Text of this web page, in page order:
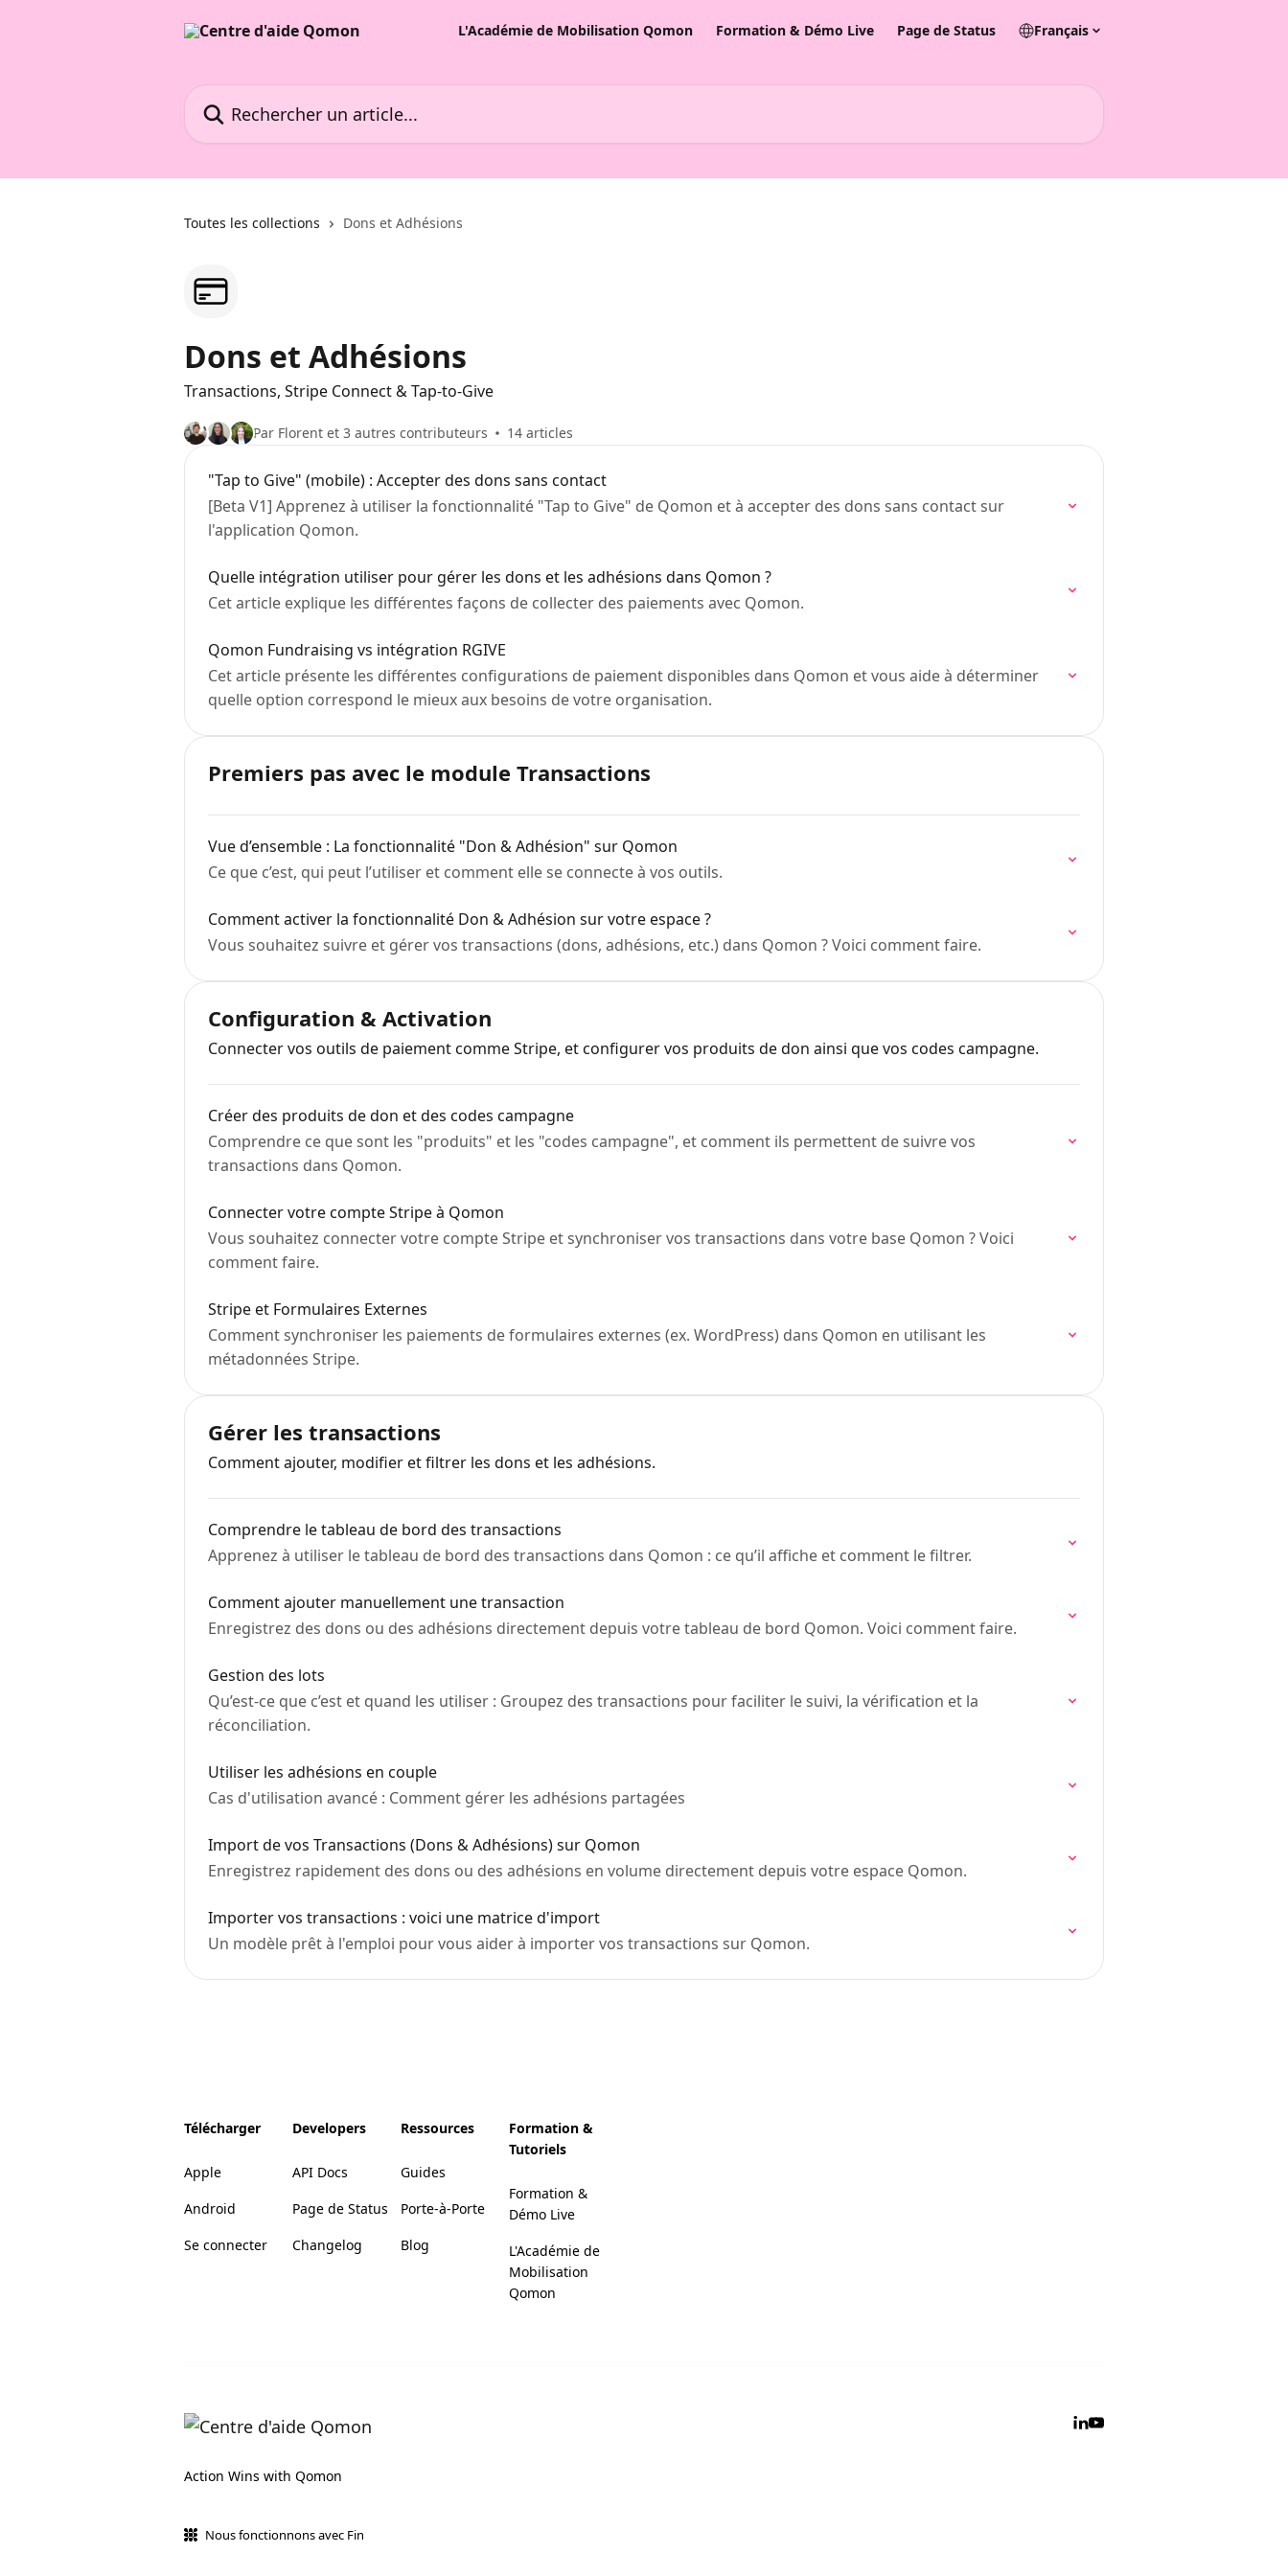
L'Académie de Mobilisation Qomon Formation & Démo Live Page de Status Français
Toutes les collections Dons et Adhésions
Dons et Adhésions
Transactions, Stripe Connect & Tap-to-Give
Par Florent et 3 autres contributeurs 14 articles
"Tap to Give" (mobile) : Accepter des dons sans contact
[Beta V1] Apprenez à utiliser la fonctionnalité "Tap to Give" de Qomon et à accepter des dons sans contact sur
l'application Qomon.
Quelle intégration utiliser pour gérer les dons et les adhésions dans Qomon ?
Cet article explique les différentes façons de collecter des paiements avec Qomon.
Qomon Fundraising vs intégration RGIVE
Cet article présente les différentes configurations de paiement disponibles dans Qomon et vous aide à déterminer
quelle option correspond le mieux aux besoins de votre organisation.
Premiers pas avec le module Transactions
Vue d’ensemble : La fonctionnalité "Don & Adhésion" sur Qomon
Ce que c’est, qui peut l’utiliser et comment elle se connecte à vos outils.
Comment activer la fonctionnalité Don & Adhésion sur votre espace ?
Vous souhaitez suivre et gérer vos transactions (dons, adhésions, etc.) dans Qomon ? Voici comment faire.
Configuration & Activation
Connecter vos outils de paiement comme Stripe, et configurer vos produits de don ainsi que vos codes campagne.
Créer des produits de don et des codes campagne
Comprendre ce que sont les "produits" et les "codes campagne", et comment ils permettent de suivre vos
transactions dans Qomon.
Connecter votre compte Stripe à Qomon
Vous souhaitez connecter votre compte Stripe et synchroniser vos transactions dans votre base Qomon ? Voici
comment faire.
Stripe et Formulaires Externes
Comment synchroniser les paiements de formulaires externes (ex. WordPress) dans Qomon en utilisant les
métadonnées Stripe.
Gérer les transactions
Comment ajouter, modifier et filtrer les dons et les adhésions.
Comprendre le tableau de bord des transactions
Apprenez à utiliser le tableau de bord des transactions dans Qomon : ce qu’il affiche et comment le filtrer.
Comment ajouter manuellement une transaction
Enregistrez des dons ou des adhésions directement depuis votre tableau de bord Qomon. Voici comment faire.
Gestion des lots
Qu’est-ce que c’est et quand les utiliser : Groupez des transactions pour faciliter le suivi, la vérification et la
réconciliation.
Utiliser les adhésions en couple
Cas d'utilisation avancé : Comment gérer les adhésions partagées
Import de vos Transactions (Dons & Adhésions) sur Qomon
Enregistrez rapidement des dons ou des adhésions en volume directement depuis votre espace Qomon.
Importer vos transactions : voici une matrice d'import
Un modèle prêt à l'emploi pour vous aider à importer vos transactions sur Qomon.
Télécharger
Apple
Android
Se connecter
Developers
API Docs
Page de Status
Changelog
Ressources
Guides
Porte-à-Porte
Blog
Formation &
Tutoriels
Formation &
Démo Live
L'Académie de
Mobilisation
Qomon
Action Wins with Qomon
Nous fonctionnons avec Fin